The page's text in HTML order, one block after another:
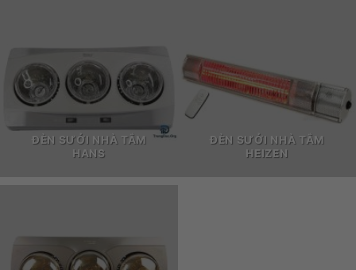
ĐÈN SƯỞI NHÀ TẮM
HANS
ĐÈN SƯỞI NHÀ TẮM
HEIZEN